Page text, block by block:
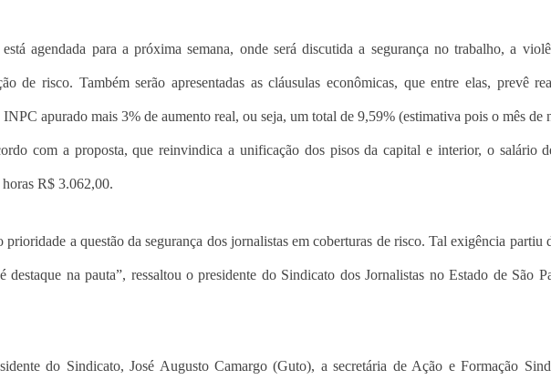
agendada para a próxima semana, onde será discutida a segurança no trabalho, a
de risco. Também serão apresentadas as cláusulas econômicas, que entre elas, prevê
apurado mais 3% de aumento real, ou seja, um total de 9,59% (estimativa pois o mês de
com a proposta, que reinvindica a unificação dos pisos da capital e interior, o salário
R$ 3.062,00.
prioridade a questão da segurança dos jornalistas em coberturas de risco. Tal exigência partiu
na pauta”, ressaltou o presidente do Sindicato dos Jornalistas no Estado de São
do Sindicato, José Augusto Camargo (Guto), a secretária de Ação e Formação